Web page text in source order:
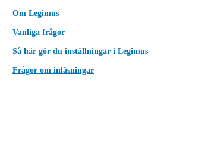
Om Legimus
Vanliga frågor
Så här gör du inställningar i Legimus
Frågor om inläsningar